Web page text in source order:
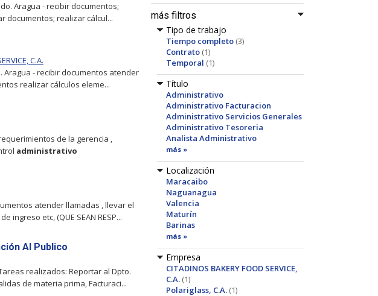
más filtros
Tipo de trabajo
Tiempo completo (3)
Contrato (1)
Temporal (1)
Título
Administrativo
Administrativo Facturacion
Administrativo Servicios Generales
Administrativo Tesoreria
Analista Administrativo
más »
Localización
Maracaibo
Naguanagua
Valencia
Maturín
Barinas
más »
Empresa
CITADINOS BAKERY FOOD SERVICE,
C.A. (1)
Polariglass, C.A. (1)
Edo. Aragua - recibir documentos;
documentos; realizar cálcul...
C.A.
Aragua - recibir documentos atender
realizar cálculos eleme...
de la gerencia ,
administrativo
atender llamadas , llevar el
etc, (QUE SEAN RESP...
Al Publico
Tareas realizados: Reportar al Dpto.
de materia prima, Facturaci...